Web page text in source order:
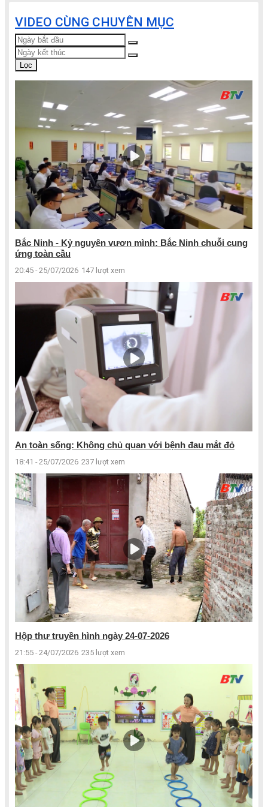
VIDEO CÙNG CHUYÊN MỤC
Lọc
Bắc Ninh - Kỷ nguyên vươn mình: Bắc Ninh chuỗi cung
ứng toàn cầu
20:45 - 25/07/2026 147 lượt xem
An toàn sống: Không chủ quan với bệnh đau mắt đỏ
18:41 - 25/07/2026 237 lượt xem
Hộp thư truyền hình ngày 24-07-2026
21:55 - 24/07/2026 235 lượt xem